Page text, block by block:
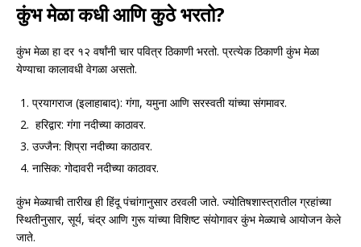
कुंभ मेळा कधी आणि कुठे भरतो?
कुंभ मेळा हा दर १२ वर्षांनी चार पवित्र ठिकाणी भरतो. प्रत्येक ठिकाणी कुंभ मेळा
येण्याचा कालावधी वेगळा असतो.
प्रयागराज (इलाहाबाद): गंगा, यमुना आणि सरस्वती यांच्या संगमावर.
हरिद्वार: गंगा नदीच्या काठावर.
उज्जैन: शिप्रा नदीच्या काठावर.
नासिक: गोदावरी नदीच्या काठावर.
कुंभ मेळ्याची तारीख ही हिंदू पंचांगानुसार ठरवली जाते. ज्योतिषशास्त्रातील ग्रहांच्या
स्थितीनुसार, सूर्य, चंद्र आणि गुरू यांच्या विशिष्ट संयोगावर कुंभ मेळ्याचे आयोजन केले
जाते.